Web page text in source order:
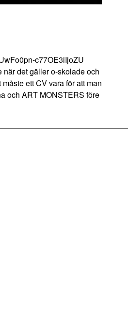
c77OE3iIjoZU
det gäller o-skolade och
ett CV vara för att man
och ART MONSTERS före